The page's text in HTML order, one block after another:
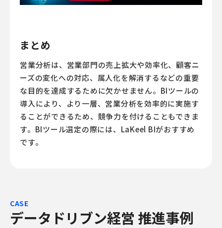
まとめ
営業分析は、営業部門の売上拡大や効率化、顧客ニ
ーズの変化への対応、属人化を解消するなどの重要
な目的を達成するために欠かせません。BIツールの
導入により、より一層、営業分析を効率的に実施す
ることができるため、競争力を付けることもできま
す。BIツール選定の際には、LaKeel BIがおすすめ
です。
CASE
データドリブン経営 推進事例